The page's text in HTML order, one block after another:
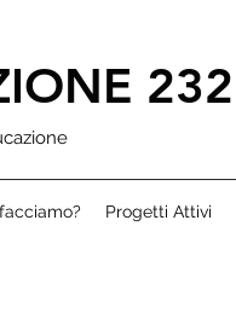
232
Progetti Attivi